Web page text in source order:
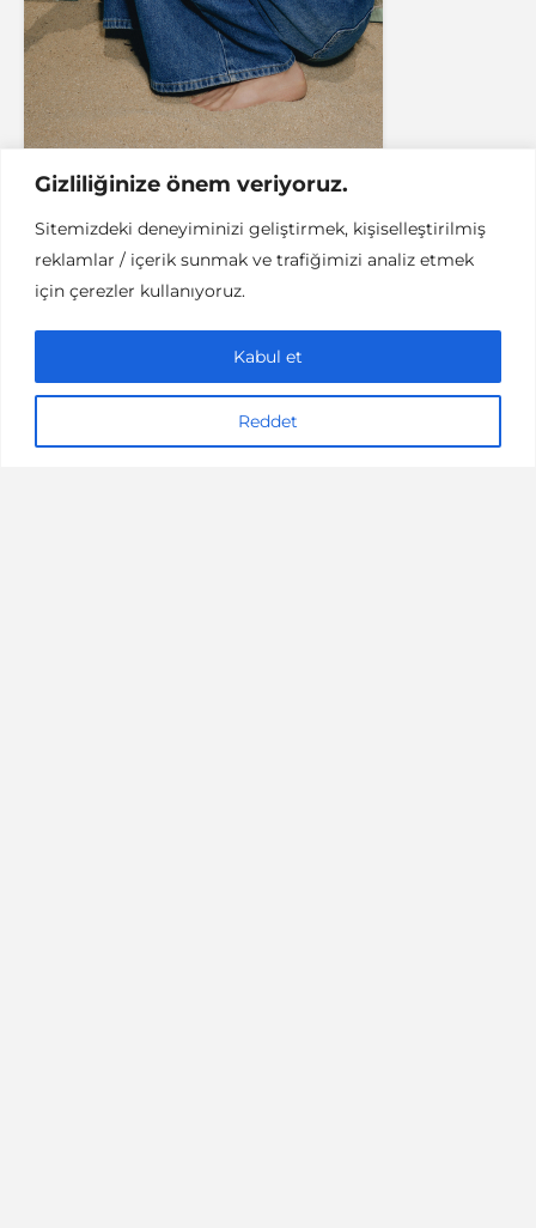
Gizliliğinize önem veriyoruz.
Sitemizdeki deneyiminizi geliştirmek, kişiselleştirilmiş
reklamlar / içerik sunmak ve trafiğimizi analiz etmek
için çerezler kullanıyoruz.
Reddet
Kabul et
KÜLTÜR / SANAT
Bu Bir Aşk Şarkısı Değil
1 dakikalık okuma